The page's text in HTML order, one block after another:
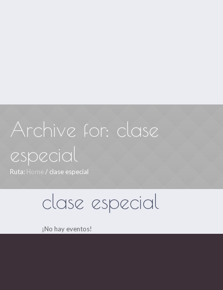
Archive for: clase
especial
Ruta: Home / clase especial
clase especial
¡No hay eventos!